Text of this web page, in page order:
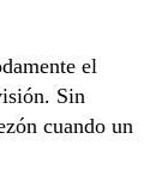
el
Sin
cuando un